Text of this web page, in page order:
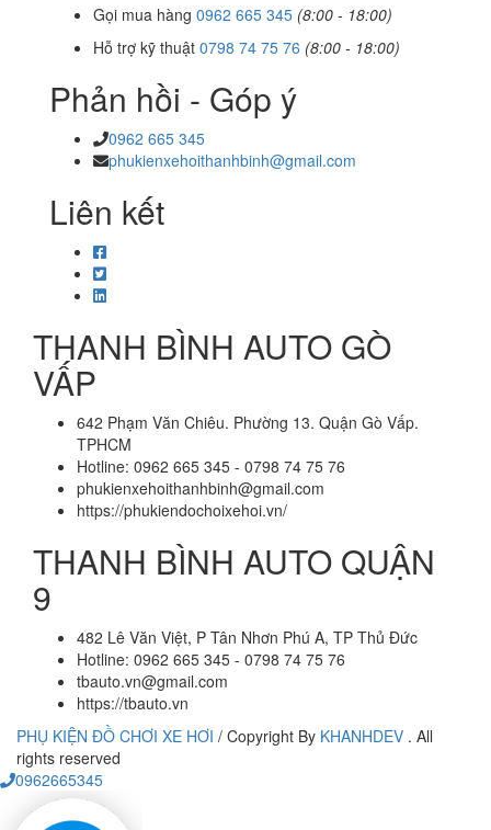
Gọi mua hàng 0962 665 345 (8:00 - 18:00)
Hỗ trợ kỹ thuật 0798 74 75 76 (8:00 - 18:00)
Phản hồi - Góp ý
0962 665 345
phukienxehoithanhbinh@gmail.com
Liên kết
THANH BÌNH AUTO GÒ
VẤP
642 Phạm Văn Chiêu. Phường 13. Quận Gò Vấp.
TPHCM
Hotline: 0962 665 345 - 0798 74 75 76
phukienxehoithanhbinh@gmail.com
https://phukiendochoixehoi.vn/
THANH BÌNH AUTO QUẬN
9
482 Lê Văn Việt, P Tân Nhơn Phú A, TP Thủ Đức
Hotline: 0962 665 345 - 0798 74 75 76
tbauto.vn@gmail.com
https://tbauto.vn
PHỤ KIỆN ĐỒ CHƠI XE HƠI / Copyright By KHANHDEV . All
rights reserved
0962665345